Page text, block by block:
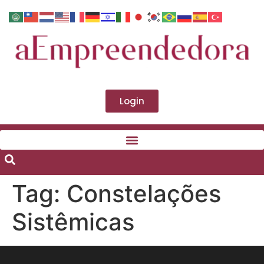
Login
Tag: Constelações
Sistêmicas